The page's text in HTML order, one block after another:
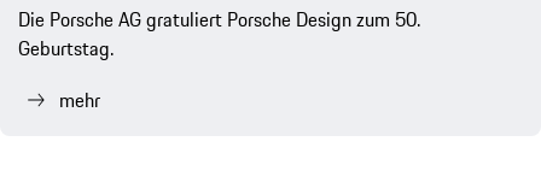
Die Porsche AG gratuliert Porsche Design zum 50.
Geburtstag.
mehr